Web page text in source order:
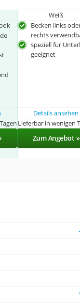
Weiß
Becken links
rechts
speziell für
geeignet
Details ansehen
Lieferbar in wenigen
Zum Angebot »